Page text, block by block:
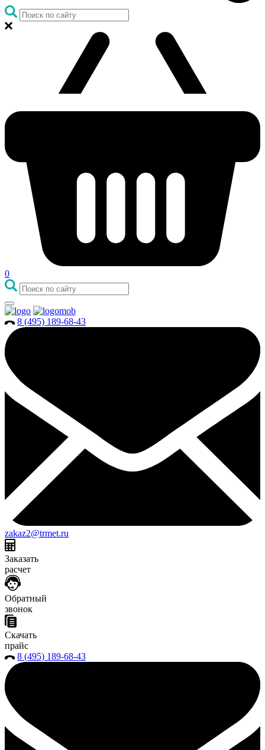
0
8 (495) 189-68-43
zakaz2@trmet.ru
Заказать
расчет
Обратный
звонок
Скачать
прайс
8 (495) 189-68-43